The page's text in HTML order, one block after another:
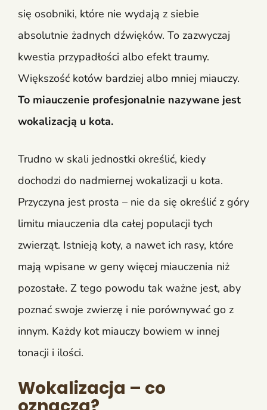
się osobniki, które nie wydają z siebie
absolutnie żadnych dźwięków. To zazwyczaj
kwestia przypadłości albo efekt traumy.
Większość kotów bardziej albo mniej miauczy.
To miauczenie profesjonalnie nazywane jest
wokalizacją u kota.
Trudno w skali jednostki określić, kiedy
dochodzi do nadmiernej wokalizacji u kota.
Przyczyna jest prosta – nie da się określić z góry
limitu miauczenia dla całej populacji tych
zwierząt. Istnieją koty, a nawet ich rasy, które
mają wpisane w geny więcej miauczenia niż
pozostałe. Z tego powodu tak ważne jest, aby
poznać swoje zwierzę i nie porównywać go z
innym. Każdy kot miauczy bowiem w innej
tonacji i ilości.
Wokalizacja – co